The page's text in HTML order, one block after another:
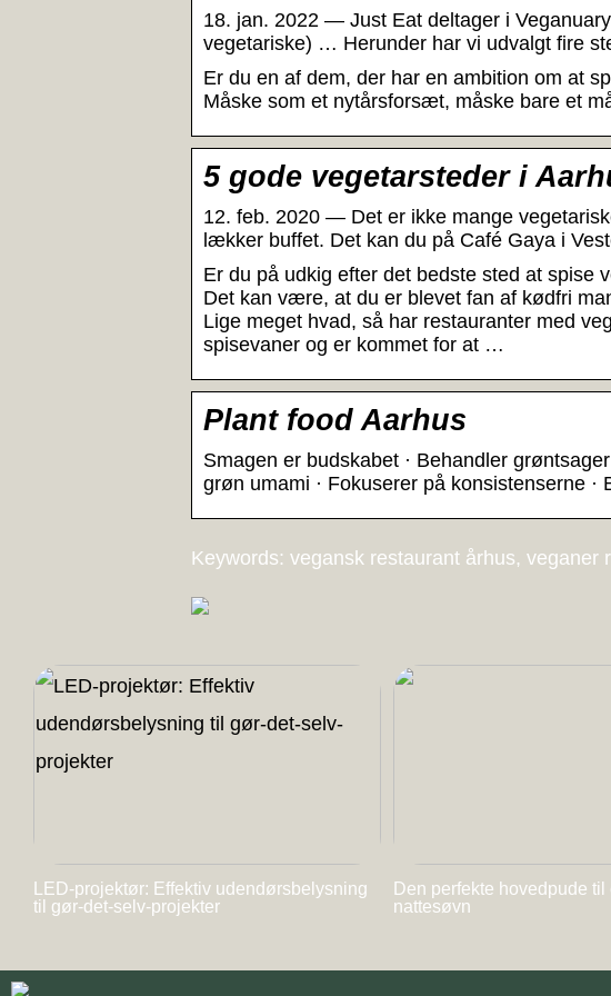
18. jan. 2022 — Just Eat deltager i
vegetariske) … Herunder har vi udvalgt fire
Er du en af dem, der har en ambition om at
Måske som et nytårsforsæt, måske bare et
5 gode vegetarsteder i
12. feb. 2020 — Det er ikke mange
lækker buffet. Det kan du på Café Gaya i
Er du på udkig efter det bedste sted at spise
Det kan være, at du er blevet fan af kødfri
Lige meget hvad, så har restauranter med
spisevaner og er kommet for at …
Plant food Aarhus
Smagen er budskabet · Behandler
grøn umami · Fokuserer på konsistenserne
Keywords: vegansk restaurant århus, veganer
LED-projektør: Effektiv udendørsbelysning
til gør-det-selv-projekter
Den perfekte hovedpude til
nattesøvn